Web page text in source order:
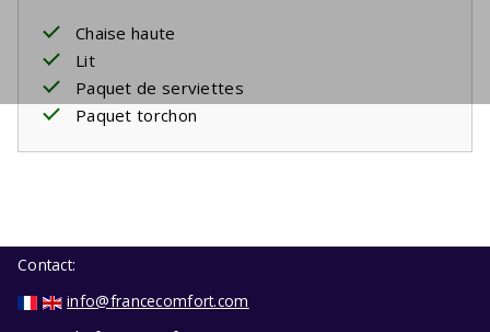
Chaise haute
Lit
Paquet de serviettes
Paquet torchon
Contact:
info@francecomfort.com